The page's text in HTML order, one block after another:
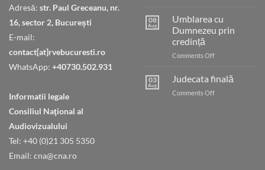
Adresă: str. Paul Greceanu, nr.
16, sector 2, București
E-mail:
contact[at]rvebucuresti.ro
WhatsApp: +40730.502.931
Informatii legale
Consiliul Naţional al
Audiovizualului
Tel: +40 (0)21 305 5350
Email: cna@cna.ro
08
Aug
Umblarea cu
Dumnezeu prin
credință
Comments Offon
cu
Dumnezeu
prin
03
Aug
Judecata finală
Comments Offon